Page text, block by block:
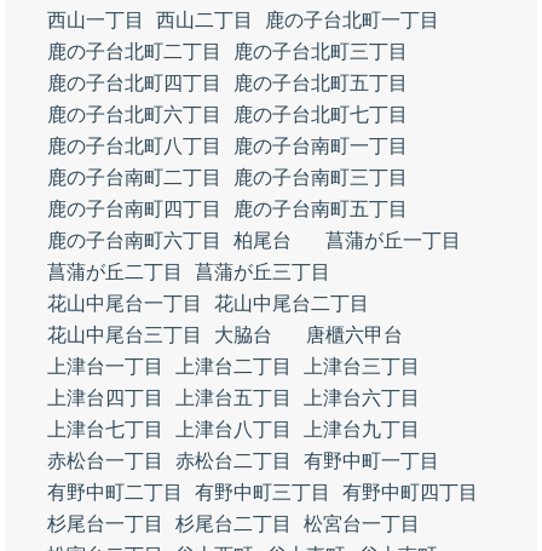
西山一丁目
西山二丁目
鹿の子台北町一丁目
鹿の子台北町二丁目
鹿の子台北町三丁目
鹿の子台北町四丁目
鹿の子台北町五丁目
鹿の子台北町六丁目
鹿の子台北町七丁目
鹿の子台北町八丁目
鹿の子台南町一丁目
鹿の子台南町二丁目
鹿の子台南町三丁目
鹿の子台南町四丁目
鹿の子台南町五丁目
鹿の子台南町六丁目
柏尾台
菖蒲が丘一丁目
菖蒲が丘二丁目
菖蒲が丘三丁目
花山中尾台一丁目
花山中尾台二丁目
花山中尾台三丁目
大脇台
唐櫃六甲台
上津台一丁目
上津台二丁目
上津台三丁目
上津台四丁目
上津台五丁目
上津台六丁目
上津台七丁目
上津台八丁目
上津台九丁目
赤松台一丁目
赤松台二丁目
有野中町一丁目
有野中町二丁目
有野中町三丁目
有野中町四丁目
杉尾台一丁目
杉尾台二丁目
松宮台一丁目